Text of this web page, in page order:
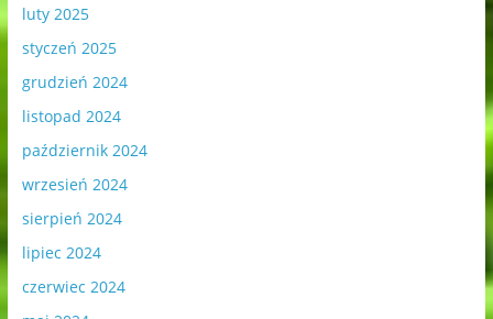
luty 2025
styczeń 2025
grudzień 2024
listopad 2024
październik 2024
wrzesień 2024
sierpień 2024
lipiec 2024
czerwiec 2024